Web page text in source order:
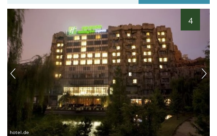
4
hotel.de